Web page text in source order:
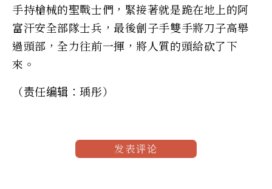
手持槍械的聖戰士們，緊接著就是跪在地上的阿
富汗安全部隊士兵，最後劊子手雙手將刀子高舉
過頭部，全力往前一揮，將人質的頭給砍了下
來。
（责任编辑：瑀彤）
发表评论